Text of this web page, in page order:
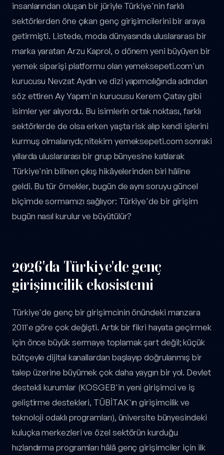
insanlarından oluşan bir jüriyle Türkiye'nin farklı
sektörlerden öne çıkan genç girişimcilerini bir araya
getirmişti. Listede, moda dünyasında uluslararası bir
marka yaratan Arzu Kaprol, o dönem yeni büyüyen bir
yemek siparişi platformu olan yemeksepeti.com'un
kurucusu Nevzat Aydın ve dizi yapımcılığında adından
söz ettiren Ay Yapım'ın kurucusu Kerem Çatay gibi
isimler yer alıyordu. Bu isimlerin ortak noktası, farklı
sektörlerde de olsa erken yaşta risk alıp kendi işlerini
kurmuş olmalarıydı; nitekim yemeksepeti.com sonraki
yıllarda uluslararası bir grup bünyesine katılarak
Türkiye'nin bilinen çıkış hikâyelerinden biri hâline
geldi. Bu tür örnekler, bugün de aynı soruyu güncel
biçimde sormamızı sağlıyor: Türkiye'de bir girişim
bugün nasıl kurulur ve büyütülür?
2026'da Türkiye'de genç
girişimcilik ekosistemi
Türkiye'de genç bir girişimcinin önündeki manzara
2011'e göre çok değişti. Artık bir fikri hayata geçirmek
için önce büyük sermaye toplamak şart değil; küçük
bütçeyle dijital kanallardan başlayıp doğrulanmış bir
talep üzerine büyümek çok daha yaygın bir yol. Devlet
destekli kurumlar (KOSGEB'in yeni girişimci ve iş
geliştirme destekleri, TÜBİTAK'ın girişimcilik ve
teknoloji odaklı programları), üniversite bünyesindeki
kuluçka merkezleri ve özel sektörün kurduğu
hızlandırma programları hâlâ genç girişimciler için ilk